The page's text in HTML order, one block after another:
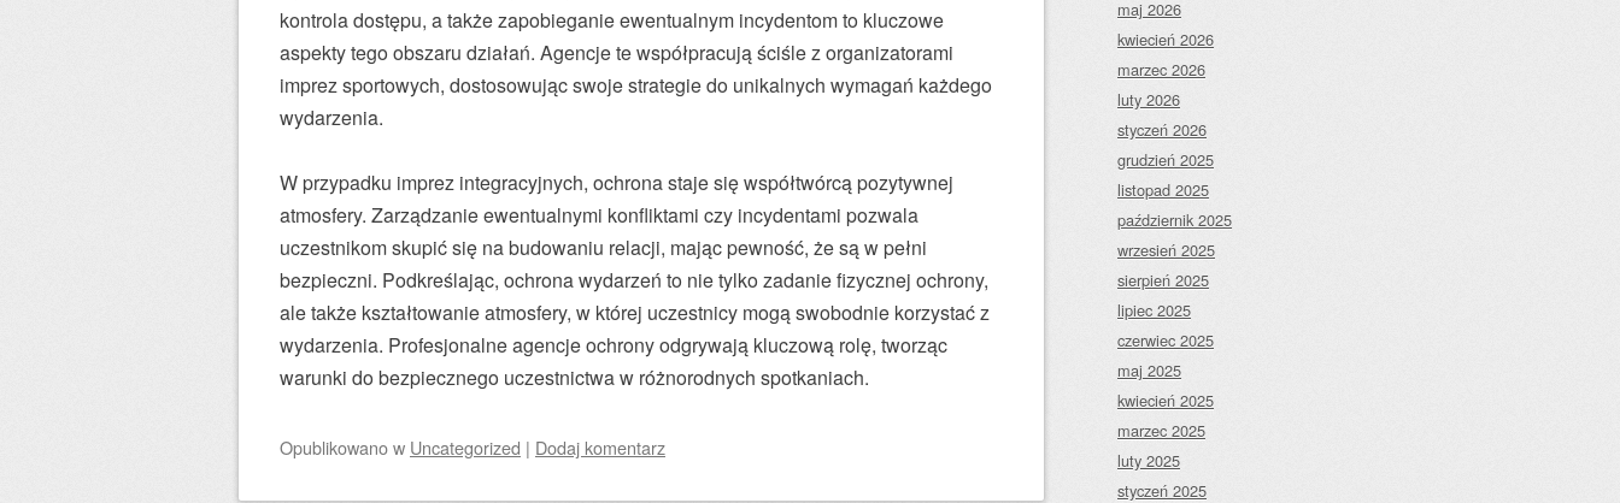
kontrola dostępu, a także zapobieganie ewentualnym incydentom to kluczowe
aspekty tego obszaru działań. Agencje te współpracują ściśle z organizatorami
imprez sportowych, dostosowując swoje strategie do unikalnych wymagań każdego
wydarzenia.
W przypadku imprez integracyjnych, ochrona staje się współtwórcą pozytywnej
atmosfery. Zarządzanie ewentualnymi konfliktami czy incydentami pozwala
uczestnikom skupić się na budowaniu relacji, mając pewność, że są w pełni
bezpieczni. Podkreślając, ochrona wydarzeń to nie tylko zadanie fizycznej ochrony,
ale także kształtowanie atmosfery, w której uczestnicy mogą swobodnie korzystać z
wydarzenia. Profesjonalne agencje ochrony odgrywają kluczową rolę, tworząc
warunki do bezpiecznego uczestnictwa w różnorodnych spotkaniach.
Opublikowanow Uncategorized | Dodaj komentarz
maj 2026
kwiecień 2026
marzec 2026
luty 2026
styczeń 2026
grudzień 2025
listopad 2025
październik 2025
wrzesień 2025
sierpień 2025
lipiec 2025
czerwiec 2025
maj 2025
kwiecień 2025
marzec 2025
luty 2025
styczeń 2025